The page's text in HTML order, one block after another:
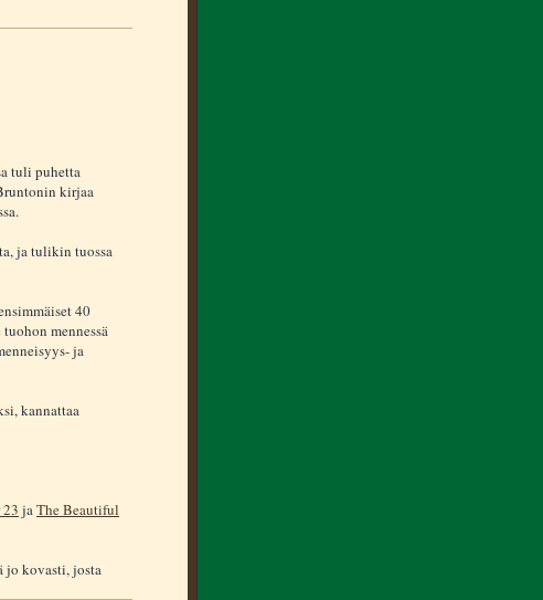
tuli puhetta
kirjaa
ja tulikin tuossa
40
mennessä
ja
kannattaa
jaThe Beautiful
jo kovasti, josta